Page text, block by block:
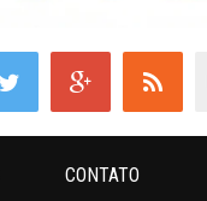
CONTATO